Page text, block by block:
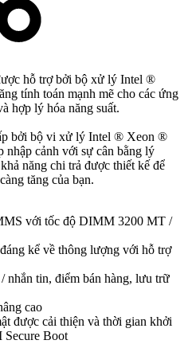
hỗ trợ bởi bộ xử lý Intel ®
tính toán mạnh mẽ cho các ứng
hợp lý hóa năng suất.
bởi bộ vi xử lý Intel ® Xeon ®
nhập cảnh với sự cân bằng lý
năng chi trả được thiết kế để
tăng của bạn.
với tốc độ DIMM 3200 MT /
kể về thông lượng với hỗ trợ
nhắn tin, điểm bán hàng, lưu trữ
cao
được cải thiện và thời gian khởi
Secure Boot